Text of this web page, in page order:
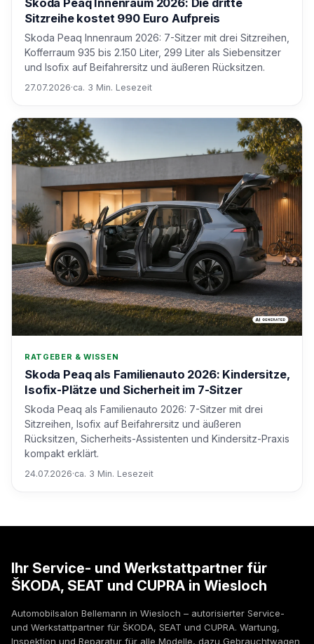
Sitzreihe kostet 990 Euro Aufpreis
Skoda Peaq Innenraum 2026: 7-Sitzer mit drei Sitzreihen,
Kofferraum 935 bis 2.150 Liter, 299 Liter als Siebensitzer
und Isofix auf Beifahrersitz und äußeren Rücksitzen.
27.07.2026·ca. 3 Min. Lesezeit
RATGEBER & WISSEN
Skoda Peaq als Familienauto 2026: Kindersitze,
Isofix-Plätze und Sicherheit im 7-Sitzer
Skoda Peaq als Familienauto 2026: 7-Sitzer mit drei
Sitzreihen, Isofix auf Beifahrersitz und äußeren
Rücksitzen, Sicherheits-Assistenten und Kindersitz-Praxis
kompakt erklärt.
24.07.2026·ca. 3 Min. Lesezeit
Ihr Service- und Werkstattpartner für
ŠKODA, SEAT und CUPRA in Wiesloch
Automobilsalon Bellemann in Wiesloch – autorisierter Service-
und Werkstattpartner für ŠKODA, SEAT und CUPRA. Wartung,
Inspektion und Reparatur für alle Modelle, dazu Gebrauchtwagen